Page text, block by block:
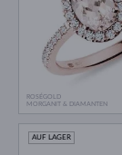
ROSÉGOLD
MORGANIT & DIAMANTEN
AUF LAGER